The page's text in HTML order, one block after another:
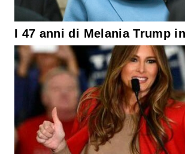
I 47 anni di Melania Trump